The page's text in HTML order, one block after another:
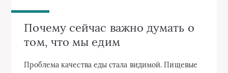
Почему сейчас важно думать о
том, что мы едим
Проблема качества еды стала видимой. Пищевые